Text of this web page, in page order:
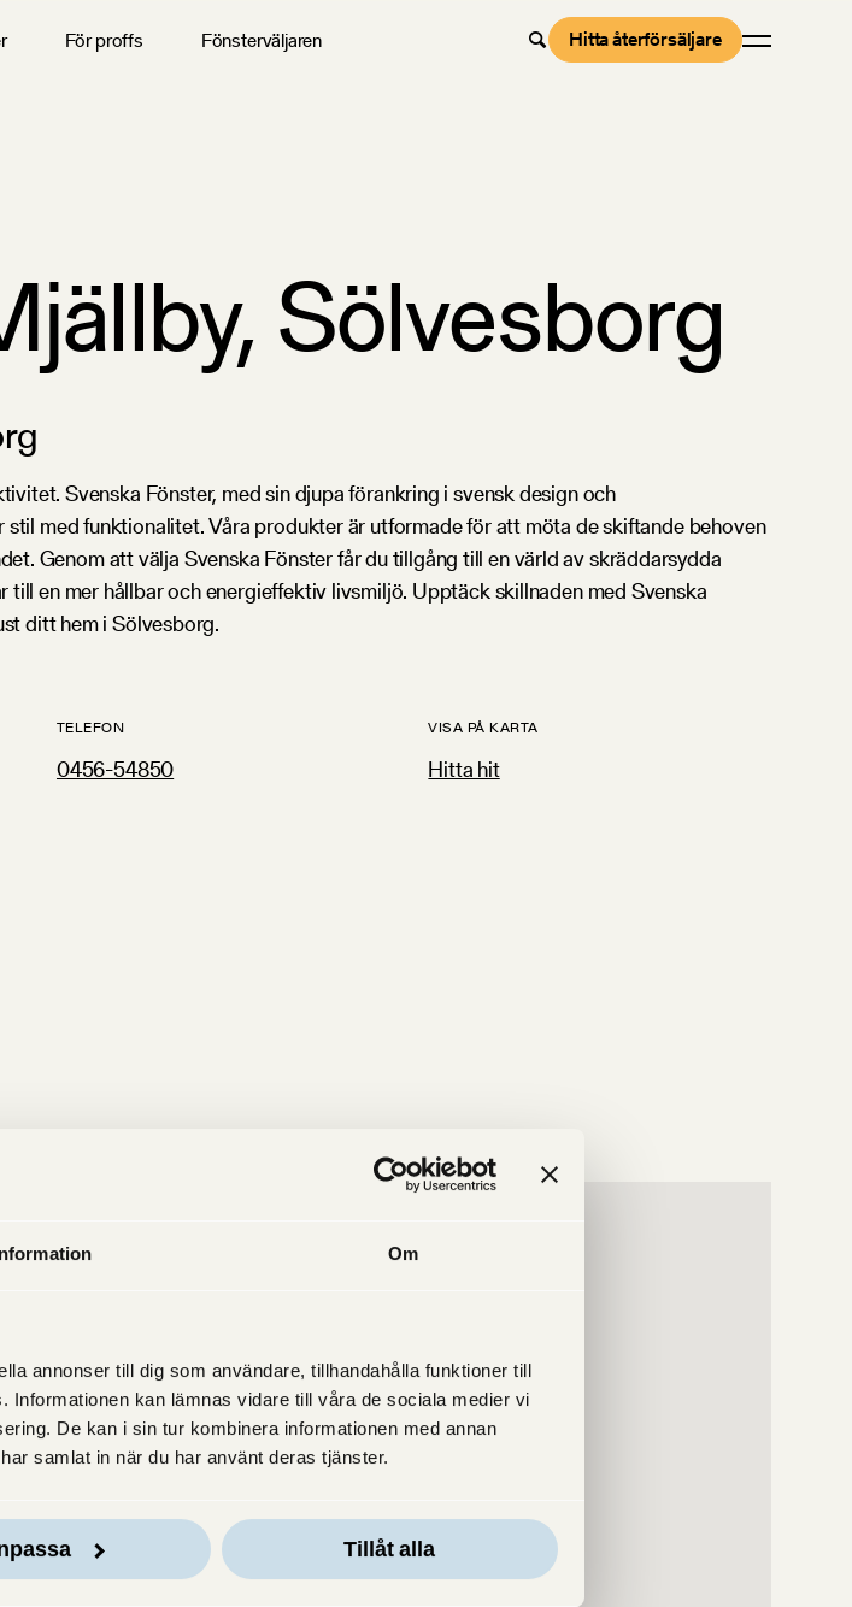
Om
annonser till dig som användare, tillhandahålla funktioner till
kan lämnas vidare till våra de sociala medier vi
De kan i sin tur kombinera informationen med annan
samlat in när du har använt deras tjänster.
Tillåt alla
För proffs Fönsterväljaren Hitta återförsäljare
Sölvesborg
Svenska Fönster, med sin djupa förankring i svensk design och
med funktionalitet. Våra produkter är utformade för att möta de skiftande behoven
Genom att välja Svenska Fönster får du tillgång till en värld av skräddarsydda
en mer hållbar och energieffektiv livsmiljö. Upptäck skillnaden med Svenska
ditt hem i Sölvesborg.
TELEFON
0456-54850
VISA PÅ KARTA
Hitta hit